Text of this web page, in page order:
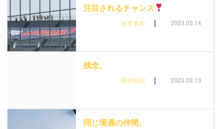
注目されるチャンス
おすすめ | 2023.03.14
残念。
田中日記 | 2023.03.13
同じ境遇の仲間。